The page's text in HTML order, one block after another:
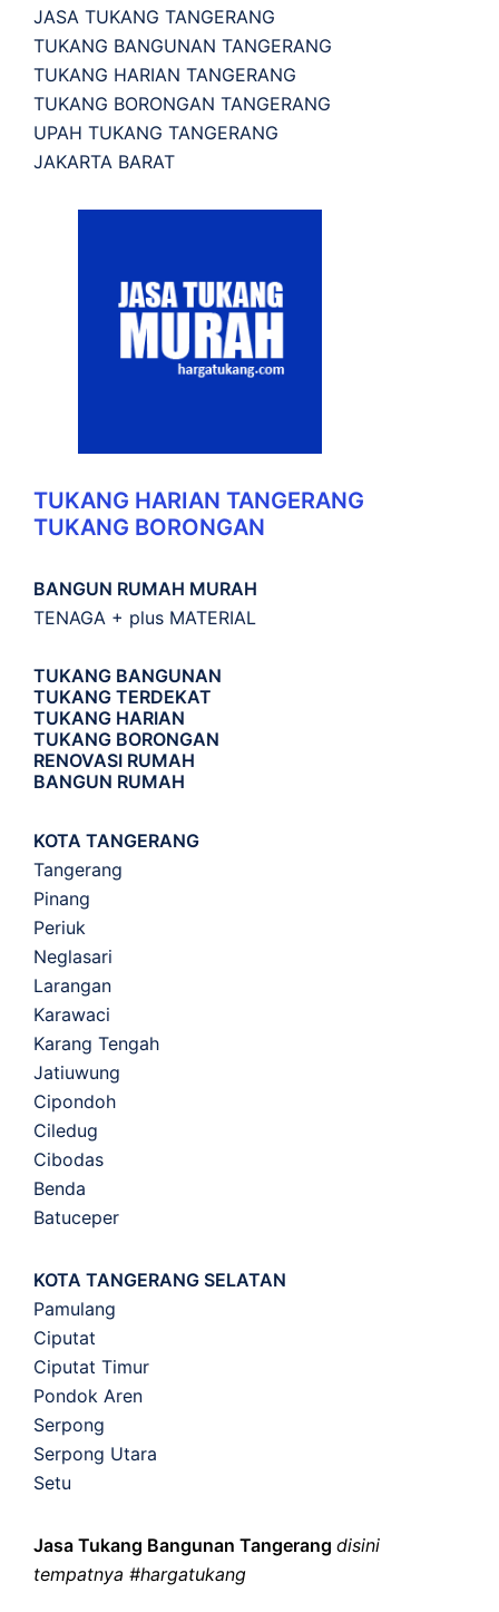
JASA TUKANG TANGERANG
TUKANG BANGUNAN TANGERANG
TUKANG HARIAN TANGERANG
TUKANG BORONGAN TANGERANG
UPAH TUKANG TANGERANG
JAKARTA BARAT
TUKANG HARIAN TANGERANG
TUKANG BORONGAN
BANGUN RUMAH MURAH
TENAGA + plus MATERIAL
TUKANG BANGUNAN
TUKANG TERDEKAT
TUKANG HARIAN
TUKANG BORONGAN
RENOVASI RUMAH
BANGUN RUMAH
KOTA TANGERANG
Tangerang
Pinang
Periuk
Neglasari
Larangan
Karawaci
Karang Tengah
Jatiuwung
Cipondoh
Ciledug
Cibodas
Benda
Batuceper
KOTA TANGERANG SELATAN
Pamulang
Ciputat
Ciputat Timur
Pondok Aren
Serpong
Serpong Utara
Setu
Jasa Tukang Bangunan Tangerang disini
tempatnya #hargatukang